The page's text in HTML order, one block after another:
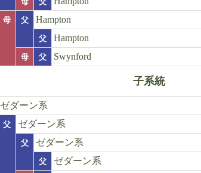
母 父 Hampton
父 Hampton
母 父 Swynford
子系統
ゼダーン系
父 ゼダーン系
父 ゼダーン系
父 ゼダーン系